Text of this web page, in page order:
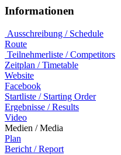
Informationen
Ausschreibung / Schedule
Route
Teilnehmerliste / Competitors
Zeitplan / Timetable
Website
Facebook
Startliste / Starting Order
Ergebnisse / Results
Video
Medien / Media
Plan
Bericht / Report